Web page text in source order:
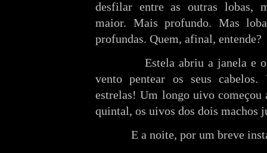
desfilar entre as outras lobas,
maior. Mais profundo. Mas
profundas. Quem, afinal, entende?
Estela abriu a janela e
vento pentear os seus
estrelas! Um longo uivo começou
quintal, os uivos dos dois machos
E a noite, por um breve